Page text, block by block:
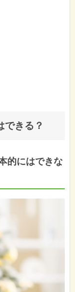
できる？
的にはできな